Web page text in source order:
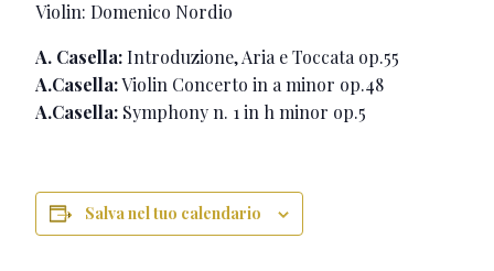
Violin: Domenico Nordio
A. Casella:Introduzione, Aria e Toccata op.55
A.Casella:Violin Concerto in a minor op.48
A.Casella:Symphony n. 1 in h minor op.5
Salva nel tuo calendario